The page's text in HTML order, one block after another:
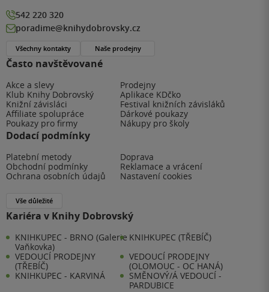
Často navštěvované
Akce a slevy
Prodejny
Klub Knihy Dobrovský
Aplikace KDčko
Knižní závisláci
Festival knižních závisláků
Affiliate spolupráce
Dárkové poukazy
Poukazy pro firmy
Nákupy pro školy
Dodací podmínky
Platební metody
Doprava
Obchodní podmínky
Reklamace a vrácení
Ochrana osobních údajů
Nastavení cookies
Vše důležité
Kariéra v Knihy Dobrovský
KNIHKUPEC - BRNO (Galerie
Vaňkovka)
KNIHKUPEC (TŘEBÍČ)
VEDOUCÍ PRODEJNY
(TŘEBÍČ)
VEDOUCÍ PRODEJNY
(OLOMOUC - OC HANÁ)
KNIHKUPEC - KARVINÁ
SMĚNOVÝ/Á VEDOUCÍ -
PARDUBICE
542 220 320
poradime@knihydobrovsky.cz
Všechny kontakty Naše prodejny